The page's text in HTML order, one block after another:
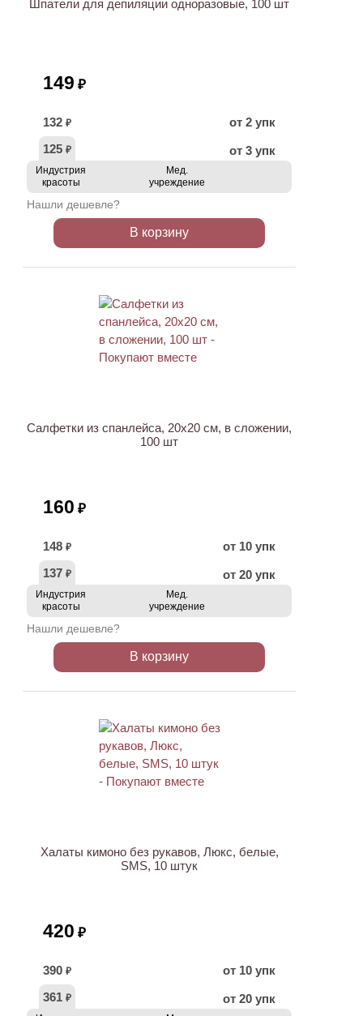
Шпатели для депиляции одноразовые, 100 шт
149 ₽
132 ₽
от 2 упк
125 ₽ от 3 упк
Индустрия
красоты
Мед.
учреждение
Нашли дешевле?
В корзину
Салфетки из спанлейса, 20х20 см, в сложении,
100 шт
160 ₽
148 ₽
от 10 упк
137 ₽ от 20 упк
Индустрия
красоты
Мед.
учреждение
Нашли дешевле?
В корзину
Халаты кимоно без рукавов, Люкс, белые,
SMS, 10 штук
420 ₽
390 ₽
от 10 упк
361 ₽ от 20 упк